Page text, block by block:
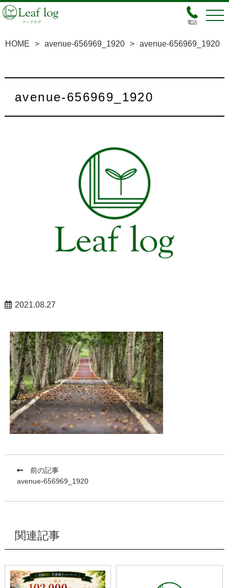
電話
HOME > avenue-656969_1920 > avenue-656969_1920
avenue-656969_1920
2021.08.27
前の記事
avenue-656969_1920
関連記事